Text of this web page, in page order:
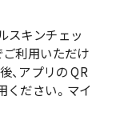
スキンチェッ
ご利用いただけ
、アプリの QR
ください。マイ